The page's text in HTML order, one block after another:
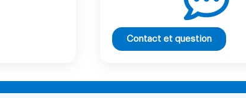
Contact et question